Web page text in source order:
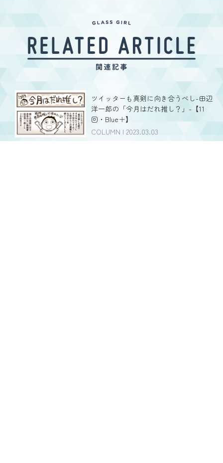
ツイッターも真剣に向き合うべし-田辺
洋一郎の「今月はだれ推し？」-【11
回・Blue＋】
COLUMN | 2023.03.03